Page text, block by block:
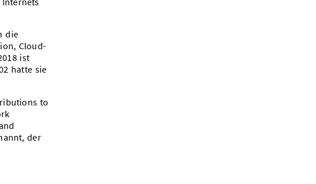
die
Cloud-
ist
hatte sie
to
der